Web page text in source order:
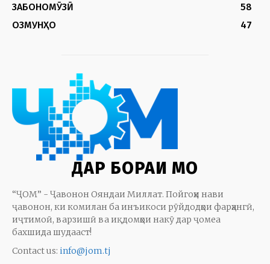
ЗАБОНОМӮЗӢ
58
ОЗМУНҲО
47
ДАР БОРАИ МО
“ҶОМ” - Ҷавонон Ояндаи Миллат. Пойгоҳи нави
ҷавонон, ки комилан ба инъикоси рӯйдодҳои фарҳангӣ,
иҷтимоӣ, варзишӣ ва иқдомҳои накӯ дар ҷомеа
бахшида шудааст!
Contact us: info@jom.tj